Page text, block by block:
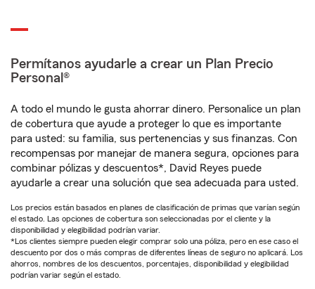
Permítanos ayudarle a crear un Plan Precio
Personal®
A todo el mundo le gusta ahorrar dinero. Personalice un plan
de cobertura que ayude a proteger lo que es importante
para usted: su familia, sus pertenencias y sus finanzas. Con
recompensas por manejar de manera segura, opciones para
combinar pólizas y descuentos*, David Reyes puede
ayudarle a crear una solución que sea adecuada para usted.
Los precios están basados en planes de clasificación de primas que varían según
el estado. Las opciones de cobertura son seleccionadas por el cliente y la
disponibilidad y elegibilidad podrían variar.
*Los clientes siempre pueden elegir comprar solo una póliza, pero en ese caso el
descuento por dos o más compras de diferentes líneas de seguro no aplicará. Los
ahorros, nombres de los descuentos, porcentajes, disponibilidad y elegibilidad
podrían variar según el estado.